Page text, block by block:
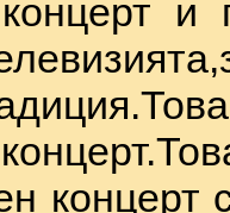
и
концерт